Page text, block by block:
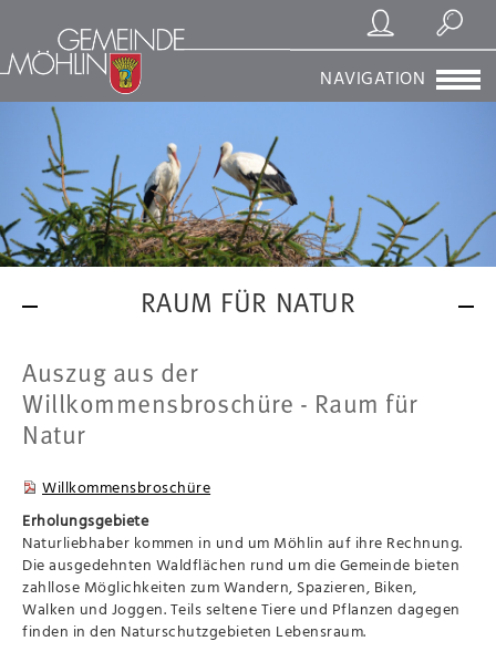
Registrierung/Login
Suchen
NAVIGATION
RAUM FÜR NATUR
Auszug aus der
Willkommensbroschüre - Raum für
Natur
Willkommensbroschüre
Erholungsgebiete
Naturliebhaber kommen in und um Möhlin auf ihre Rechnung.
Die ausgedehnten Waldflächen rund um die Gemeinde bieten
zahllose Möglichkeiten zum Wandern, Spazieren, Biken,
Walken und Joggen. Teils seltene Tiere und Pflanzen dagegen
finden in den Naturschutzgebieten Lebensraum.